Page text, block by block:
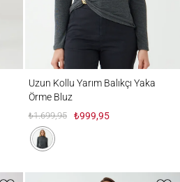
Uzun Kollu Yarım Balıkçı Yaka
Örme Bluz
₺1.699,95 ₺999,95